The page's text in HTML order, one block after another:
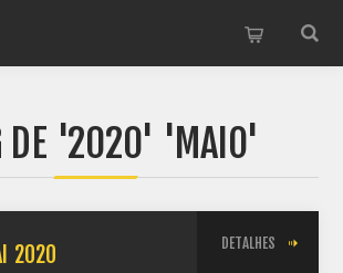
DE '2020' 'MAIO'
2020 DETALHES